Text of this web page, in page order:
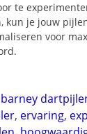
te
kun je jouw
voor
barney
, ervaring,